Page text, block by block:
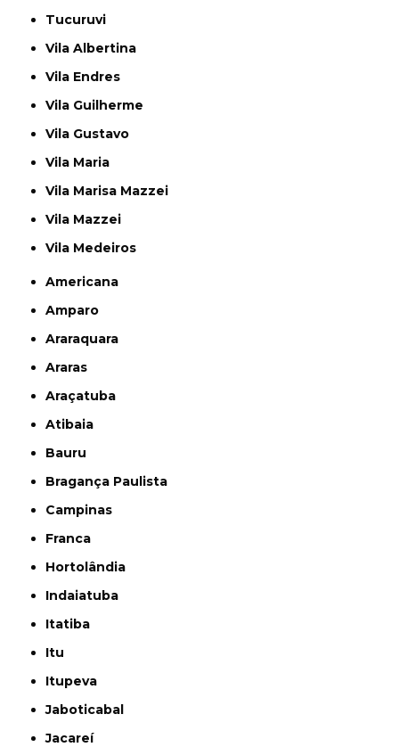
Tucuruvi
Vila Albertina
Vila Endres
Vila Guilherme
Vila Gustavo
Vila Maria
Vila Marisa Mazzei
Vila Mazzei
Vila Medeiros
Americana
Amparo
Araraquara
Araras
Araçatuba
Atibaia
Bauru
Bragança Paulista
Campinas
Franca
Hortolândia
Indaiatuba
Itatiba
Itu
Itupeva
Jaboticabal
Jacareí